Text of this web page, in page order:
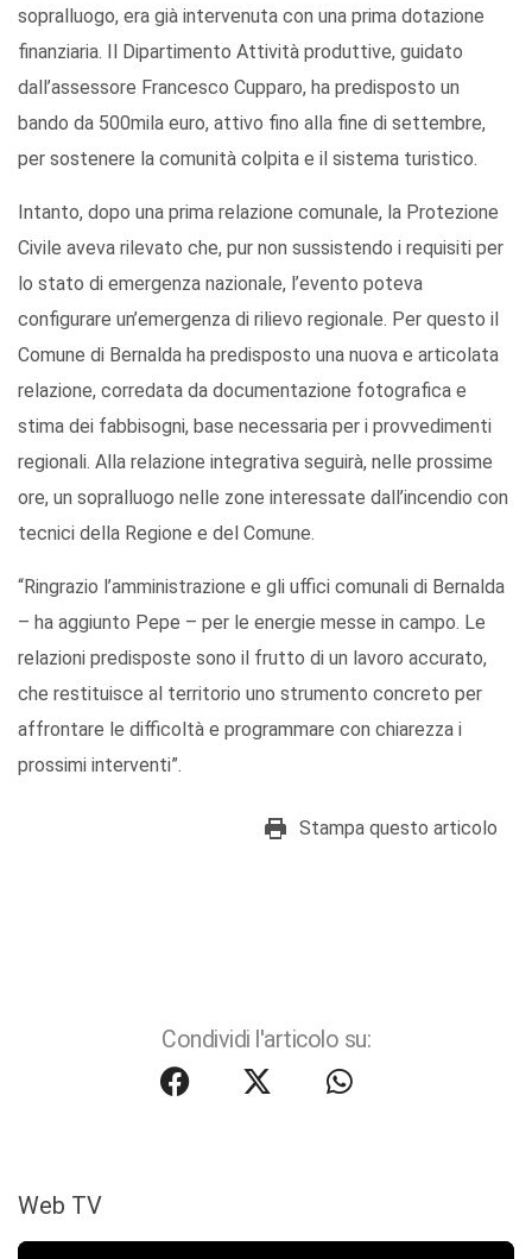
sopralluogo, era già intervenuta con una prima dotazione
finanziaria. Il Dipartimento Attività produttive, guidato
dall’assessore Francesco Cupparo, ha predisposto un
bando da 500mila euro, attivo fino alla fine di settembre,
per sostenere la comunità colpita e il sistema turistico.
Intanto, dopo una prima relazione comunale, la Protezione
Civile aveva rilevato che, pur non sussistendo i requisiti per
lo stato di emergenza nazionale, l’evento poteva
configurare un’emergenza di rilievo regionale. Per questo il
Comune di Bernalda ha predisposto una nuova e articolata
relazione, corredata da documentazione fotografica e
stima dei fabbisogni, base necessaria per i provvedimenti
regionali. Alla relazione integrativa seguirà, nelle prossime
ore, un sopralluogo nelle zone interessate dall’incendio con
tecnici della Regione e del Comune.
“Ringrazio l’amministrazione e gli uffici comunali di Bernalda
– ha aggiunto Pepe – per le energie messe in campo. Le
relazioni predisposte sono il frutto di un lavoro accurato,
che restituisce al territorio uno strumento concreto per
affrontare le difficoltà e programmare con chiarezza i
prossimi interventi”.
Stampa questo articolo
Condividi l'articolo su:
Web TV